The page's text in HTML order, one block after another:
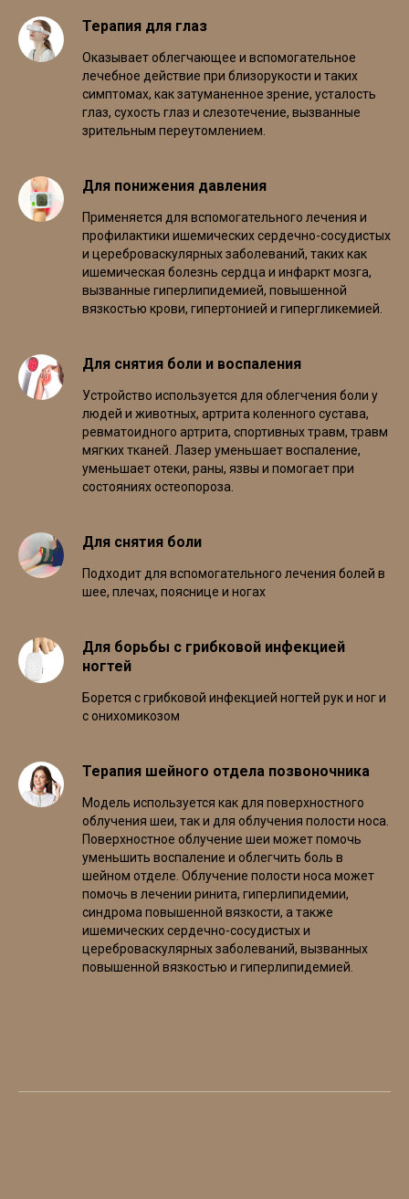
Терапия для глаз
Оказывает облегчающее и вспомогательное
лечебное действие при близорукости и таких
симптомах, как затуманенное зрение, усталость
глаз, сухость глаз и слезотечение, вызванные
зрительным переутомлением.
Для понижения давления
Применяется для вспомогательного лечения и
профилактики ишемических сердечно-сосудистых
и цереброваскулярных заболеваний, таких как
ишемическая болезнь сердца и инфаркт мозга,
вызванные гиперлипидемией, повышенной
вязкостью крови, гипертонией и гипергликемией.
Для снятия боли и воспаления
Устройство используется для облегчения боли у
людей и животных, артрита коленного сустава,
ревматоидного артрита, спортивных травм, травм
мягких тканей. Лазер уменьшает воспаление,
уменьшает отеки, раны, язвы и помогает при
состояниях остеопороза.
Для снятия боли
Подходит для вспомогательного лечения болей в
шее, плечах, пояснице и ногах
Для борьбы с грибковой инфекцией
ногтей
Борется с грибковой инфекцией ногтей рук и ног и
с онихомикозом
Терапия шейного отдела позвоночника
Модель используется как для поверхностного
облучения шеи, так и для облучения полости носа.
Поверхностное облучение шеи может помочь
уменьшить воспаление и облегчить боль в
шейном отделе. Облучение полости носа может
помочь в лечении ринита, гиперлипидемии,
синдрома повышенной вязкости, а также
ишемических сердечно-сосудистых и
цереброваскулярных заболеваний, вызванных
повышенной вязкостью и гиперлипидемией.